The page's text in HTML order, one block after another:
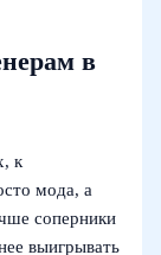
в
к
мода, а
соперники
выигрывать